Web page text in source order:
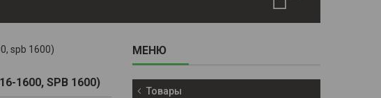
spb 1600)
1600, SPB 1600)
Товары